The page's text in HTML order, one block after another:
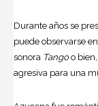
Durante años se
puede observarse
sonora Tangoo bien,
agresiva para una